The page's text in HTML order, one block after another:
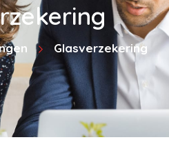
Glasverzekering